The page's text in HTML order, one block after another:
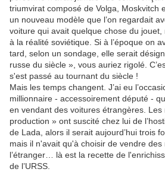
triumvirat composé de Volga, Moskvitch
un nouveau modèle que l’on regardait
voiture qui avait quelque chose du
à la réalité soviétique. Si à l’époque on
tard, selon un sondage, elle serait
russe du siècle », vous auriez rigolé.
s'est passé au tournant du siècle !
Mais les temps changent. J’ai eu
millionnaire - accessoirement député -
en vendant des voitures étrangères. Les
production » ont suscité chez lui de
de Lada, alors il serait aujourd’hui trois
mais il n'avait qu'à choisir de vendre
l’étranger… là est la recette de
de l’URSS.